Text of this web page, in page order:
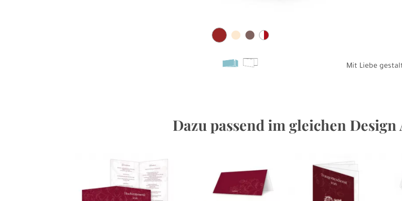
Mit Liebe
Dazu passend im gleichen